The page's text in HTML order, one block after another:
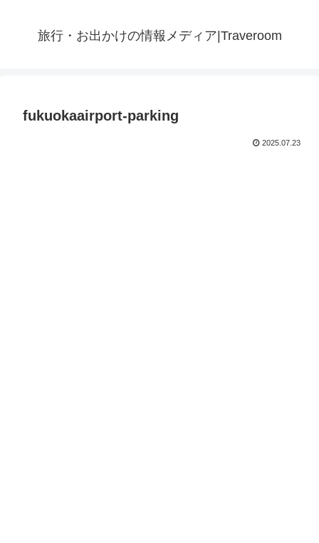
旅行・お出かけの情報メディア|Traveroom
fukuokaairport-parking
2025.07.23